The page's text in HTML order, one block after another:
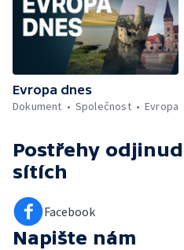
Evropa dnes
Dokument
Společnost Evropa
Postřehy odjinud
sítích
Facebook
Napište nám